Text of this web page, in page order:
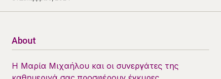
About
Η Μαρία Μιχαήλου και οι συνεργάτες της